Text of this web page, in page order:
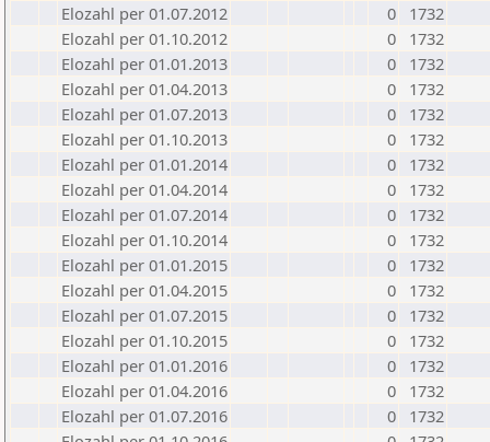
Elozahl per 01.07.2012
0
1732
Elozahl per 01.10.2012
0
1732
Elozahl per 01.01.2013
0
1732
Elozahl per 01.04.2013
0
1732
Elozahl per 01.07.2013
0
1732
Elozahl per 01.10.2013
0
1732
Elozahl per 01.01.2014
0
1732
Elozahl per 01.04.2014
0
1732
Elozahl per 01.07.2014
0
1732
Elozahl per 01.10.2014
0
1732
Elozahl per 01.01.2015
0
1732
Elozahl per 01.04.2015
0
1732
Elozahl per 01.07.2015
0
1732
Elozahl per 01.10.2015
0
1732
Elozahl per 01.01.2016
0
1732
Elozahl per 01.04.2016
0
1732
Elozahl per 01.07.2016
0
1732